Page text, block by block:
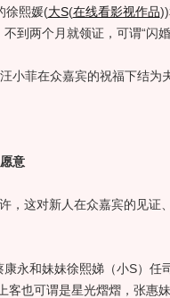
熙媛(大S(在线看影视作品)
到两个月就领证，可谓“闪婚
菲在众嘉宾的祝福下结为
意
这对新人在众嘉宾的见证
和妹妹徐熙娣（小S）任
客也可谓是星光熠熠，张惠